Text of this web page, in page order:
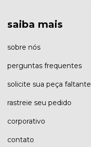
saiba mais
sobre nós
perguntas frequentes
solicite sua peça faltante
rastreie seu pedido
corporativo
contato